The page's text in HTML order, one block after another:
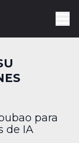
para
de IA